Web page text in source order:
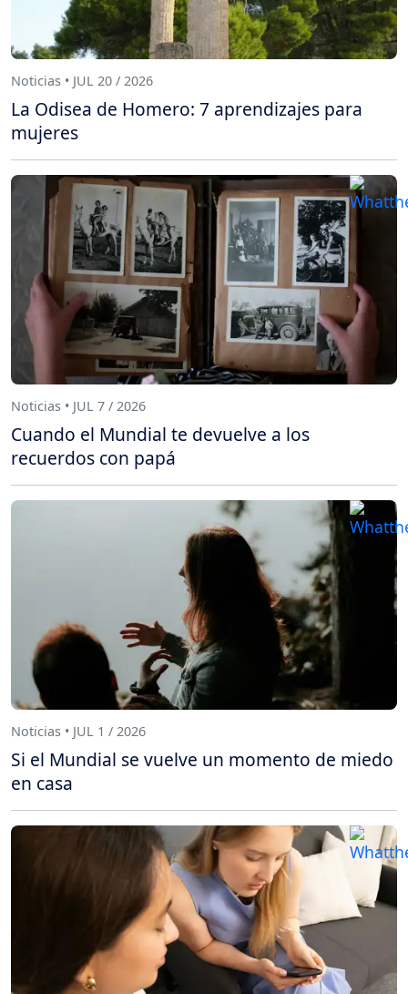
Noticias • JUL 20 / 2026
La Odisea de Homero: 7 aprendizajes para
mujeres
Noticias • JUL 7 / 2026
Cuando el Mundial te devuelve a los
recuerdos con papá
Noticias • JUL 1 / 2026
Si el Mundial se vuelve un momento de miedo
en casa